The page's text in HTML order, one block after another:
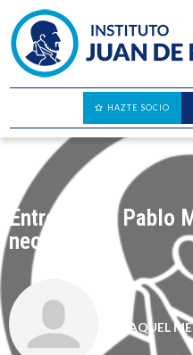
HAZTE SOCIO
Entrevista a Pablo
neoludismo
RAQUEL